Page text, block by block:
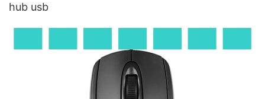
hub usb